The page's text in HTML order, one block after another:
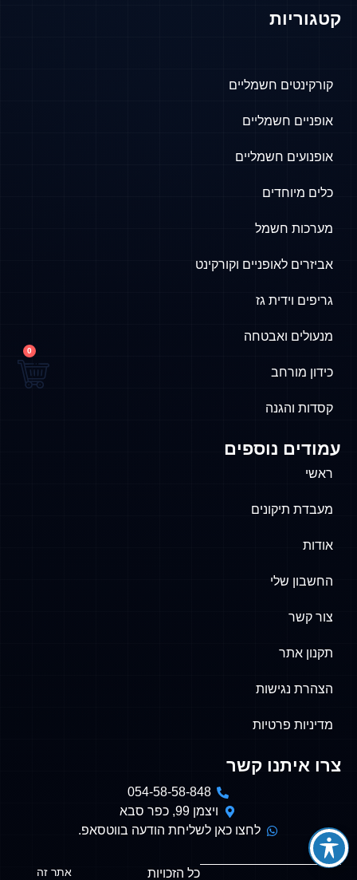
קטגוריות
קורקינטים חשמליים
אופניים חשמליים
אופנועים חשמליים
כלים מיוחדים
מערכות חשמל
אביזרים לאופניים וקורקינט
גריפים וידית גז
מנעולים ואבטחה
כידון מורחב
קסדות והגנה
עמודים נוספים
ראשי
מעבדת תיקונים
אודות
החשבון שלי
צור קשר
תקנון אתר
הצהרת נגישות
מדיניות פרטיות
צרו איתנו קשר
054-58-58-848
ויצמן 99, כפר סבא
לחצו כאן לשליחת הודעה בווטסאפ.
0
כל הזכויות אתר זה